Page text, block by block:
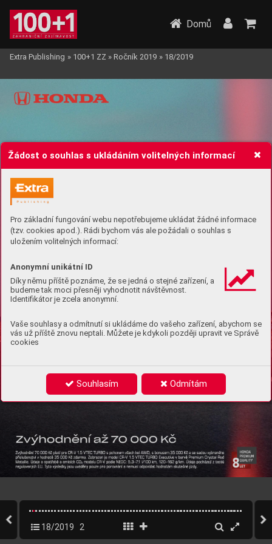
Žádost o souhlas s ukládáním volitelných informací
Pro základní fungování webu nepotřebujeme ukládat žádné informace
(tzv. cookies apod.). Rádi bychom vás ale požádali o souhlas s
uložením volitelných informací:
Anonymní unikátní ID
Díky němu příště poznáme, že se jedná o stejné zařízení, a
budeme tak moci přesněji vyhodnotit návštěvnost.
Identifikátor je zcela anonymní.
Vaše souhlasy a odmítnutí si ukládáme do vašeho zařízení, abychom se
vás už příště znovu neptali. Můžete je kdykoli později upravit ve Správě
cookies
Souhlasím Odmítám
Domů
Extra Publishing » 100+1 ZZ » Ročník 2019 » 18/2019
18/2019 2